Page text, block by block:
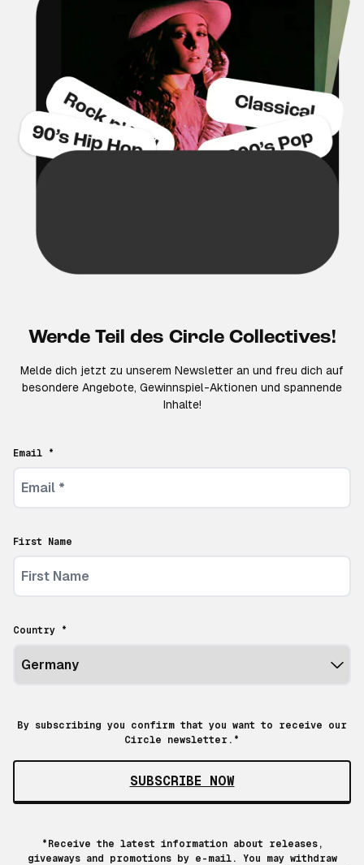
Werde Teil des Circle Collectives!
Melde dich jetzt zu unserem Newsletter an und freu dich auf
besondere Angebote, Gewinnspiel-Aktionen und spannende
Inhalte!
Email *
First Name
Country *
By subscribing you confirm that you want to receive our
Circle newsletter.*
SUBSCRIBE NOW
*Receive the latest information about releases,
giveaways and promotions by e-mail. You may withdraw